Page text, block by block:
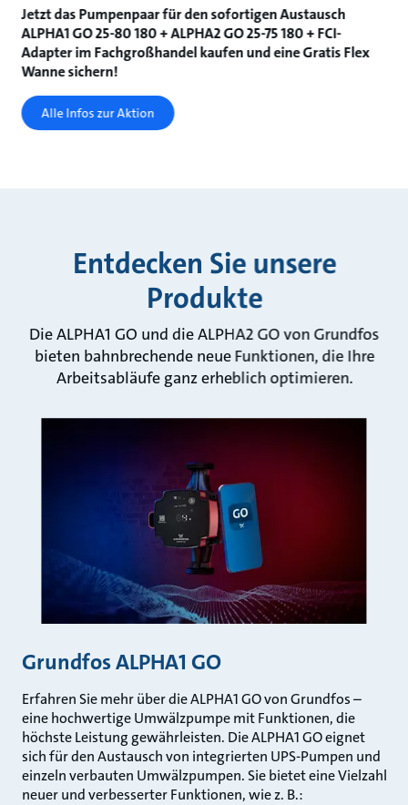
Jetzt das Pumpenpaar für den sofortigen Austausch
ALPHA1 GO 25-80 180 + ALPHA2 GO 25-75 180 + FCI-
Adapter im Fachgroßhandel kaufen und eine Gratis Flex
Wanne sichern!
Alle Infos zur Aktion
Entdecken Sie unsere
Produkte
Die ALPHA1 GO und die ALPHA2 GO von Grundfos
bieten bahnbrechende neue Funktionen, die Ihre
Arbeitsabläufe ganz erheblich optimieren.
Grundfos ALPHA1 GO
Erfahren Sie mehr über die ALPHA1 GO von Grundfos –
eine hochwertige Umwälzpumpe mit Funktionen, die
höchste Leistung gewährleisten. Die ALPHA1 GO eignet
sich für den Austausch von integrierten UPS-Pumpen und
einzeln verbauten Umwälzpumpen. Sie bietet eine Vielzahl
neuer und verbesserter Funktionen, wie z. B.: